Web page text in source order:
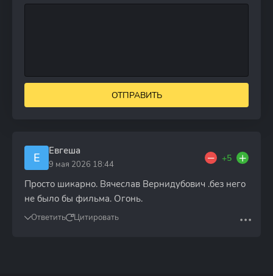
ОТПРАВИТЬ
Е Евгеша
9 мая 2026 18:44
+5
Просто шикарно. Вячеслав Вернидубович .без него
не было бы фильма. Огонь.
Ответить Цитировать